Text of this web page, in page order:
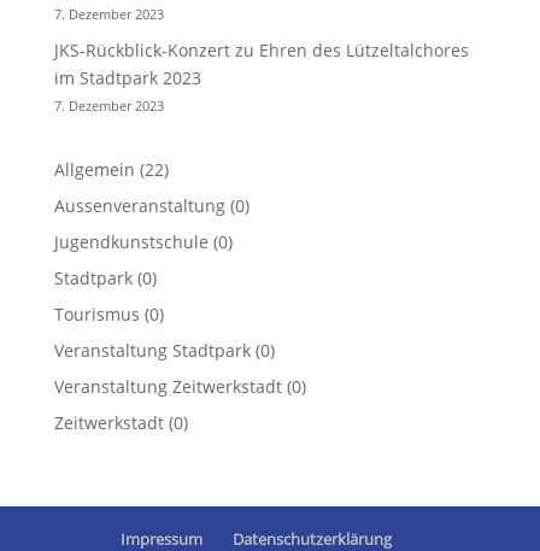
7. Dezember 2023
JKS-Rückblick-Konzert zu Ehren des Lützeltalchores
im Stadtpark 2023
7. Dezember 2023
Allgemein (22)
Aussenveranstaltung(0)
Jugendkunstschule (0)
Stadtpark(0)
Tourismus (0)
Veranstaltung Stadtpark(0)
Veranstaltung Zeitwerkstadt(0)
Zeitwerkstadt(0)
Impressum Datenschutzerklärung